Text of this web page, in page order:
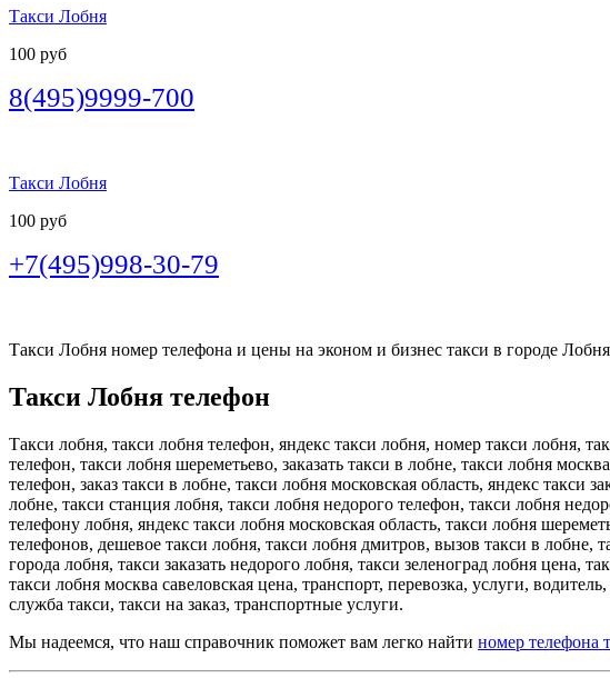
Такси Лобня
100 руб
8(495)9999-700
Такси Лобня
100 руб
+7(495)998-30-79
Такси Лобня номер телефона и цены на эконом и бизнес такси в городе
Такси Лобня телефон
Такси лобня, такси лобня телефон, яндекс такси лобня, номер такси лобня,
телефон, такси лобня шереметьево, заказать такси в лобне, такси лобня
телефон, заказ такси в лобне, такси лобня московская область, яндекс такси
лобне, такси станция лобня, такси лобня недорого телефон, такси лобня
телефону лобня, яндекс такси лобня московская область, такси лобня
телефонов, дешевое такси лобня, такси лобня дмитров, вызов такси в лобне,
города лобня, такси заказать недорого лобня, такси зеленоград лобня цена,
такси лобня москва савеловская цена, транспорт, перевозка, услуги,
служба такси, такси на заказ, транспортные услуги.
Мы надеемся, что наш справочник поможет вам легко найти номер телефона